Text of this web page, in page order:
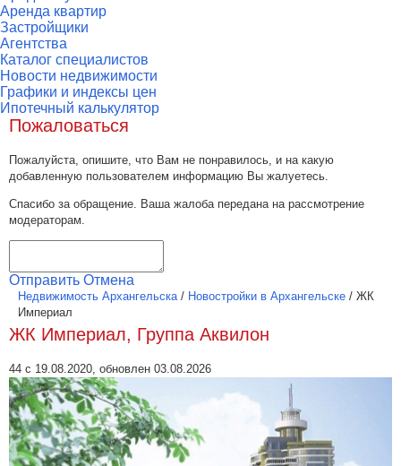
Аренда квартир
Застройщики
Агентства
Каталог специалистов
Новости недвижимости
Графики и индексы цен
Ипотечный калькулятор
Пожаловаться
Пожалуйста, опишите, что Вам не понравилось, и на какую
добавленную пользователем информацию Вы жалуетесь.
Спасибо за обращение. Ваша жалоба передана на рассмотрение
модераторам.
Отправить Отмена
Недвижимость Архангельска/ Новостройки в Архангельске / ЖК
Империал
ЖК Империал, Группа Аквилон
44 с 19.08.2020, обновлен 03.08.2026